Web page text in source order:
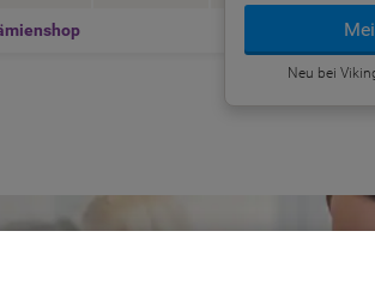
Neu bei